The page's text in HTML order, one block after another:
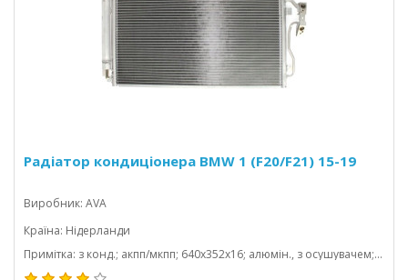
Радіатор кондиціонера BMW 1 (F20/F21) 15-19
Виробник: AVA
Країна: Нідерланди
Примітка: з конд.; акпп/мкпп; 640x352x16; алюмін., з осушувачем; (1.5 d/1.5/1.6 d/1.6/2.0 d/2.0/3.0/3.0 d/0.6/135 kw/125 kw/75